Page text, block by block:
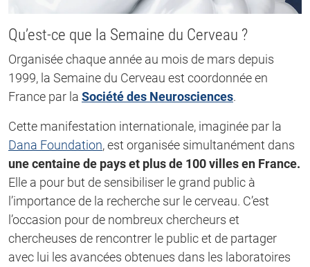
Qu’est-ce que la Semaine du Cerveau ?
Organisée chaque année au mois de mars depuis
1999, la Semaine du Cerveau est coordonnée en
France par la Société des Neurosciences.
Cette manifestation internationale, imaginée par la
Dana Foundation, est organisée simultanément dans
une centaine de pays et plus de 100 villes en France.
Elle a pour but de sensibiliser le grand public à
l’importance de la recherche sur le cerveau. C’est
l’occasion pour de nombreux chercheurs et
chercheuses de rencontrer le public et de partager
avec lui les avancées obtenues dans les laboratoires